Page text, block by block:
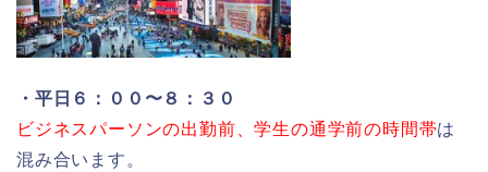
・平日６：００〜８：３０
ビジネスパーソンの出勤前、学生の通学前の時間帯は
混み合います。